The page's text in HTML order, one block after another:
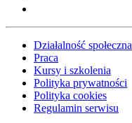
Działalność społeczna
Praca
Kursy i szkolenia
Polityka prywatności
Polityka cookies
Regulamin serwisu